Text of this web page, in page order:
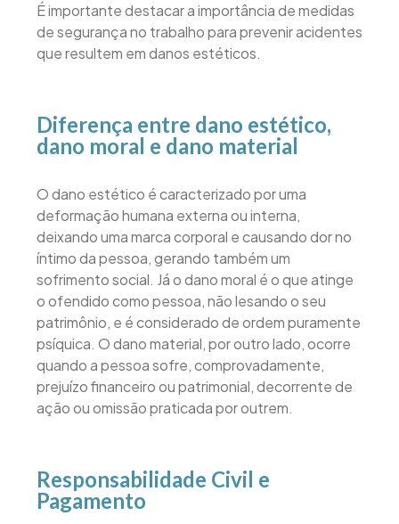
É importante destacar a importância de medidas
de segurança no trabalho para prevenir acidentes
que resultem em danos estéticos.
Diferença entre dano estético,
dano moral e dano material
O dano estético é caracterizado por uma
deformação humana externa ou interna,
deixando uma marca corporal e causando dor no
íntimo da pessoa, gerando também um
sofrimento social. Já o dano moral é o que atinge
o ofendido como pessoa, não lesando o seu
patrimônio, e é considerado de ordem puramente
psíquica. O dano material, por outro lado, ocorre
quando a pessoa sofre, comprovadamente,
prejuízo financeiro ou patrimonial, decorrente de
ação ou omissão praticada por outrem.
Responsabilidade Civil e
Pagamento